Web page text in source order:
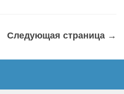
Следующая страница →